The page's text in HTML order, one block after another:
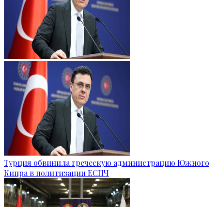
Турция обвинила греческую администрацию Южного
Кипра в политизации ЕСПЧ